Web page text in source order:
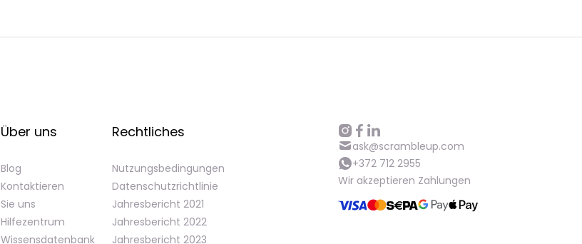
Über uns
Blog
Kontaktieren
Sie uns
Hilfezentrum
Wissensdatenbank
Rechtliches
Nutzungsbedingungen
Datenschutzrichtlinie
Jahresbericht 2021
Jahresbericht 2022
Jahresbericht 2023
ask@scrambleup.com
+372 712 2955
Wir akzeptieren Zahlungen